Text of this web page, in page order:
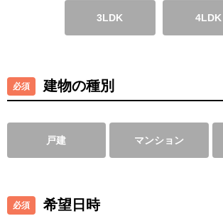
3LDK 4LDK
建物の種別
戸建 マンション
希望日時